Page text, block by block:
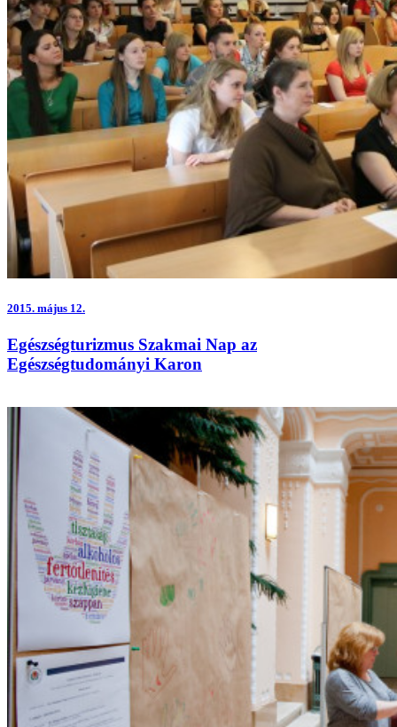
2015. május 12.
Egészségturizmus Szakmai Nap az
Egészségtudományi Karon